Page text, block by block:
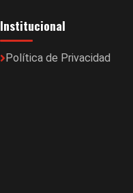
Institucional
Política de Privacidad